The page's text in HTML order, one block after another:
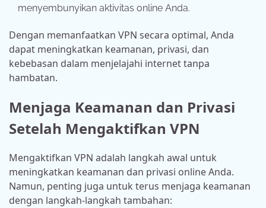
menyembunyikan aktivitas online Anda.
Dengan memanfaatkan VPN secara optimal, Anda
dapat meningkatkan keamanan, privasi, dan
kebebasan dalam menjelajahi internet tanpa
hambatan.
Menjaga Keamanan dan Privasi
Setelah Mengaktifkan VPN
Mengaktifkan VPN adalah langkah awal untuk
meningkatkan keamanan dan privasi online Anda.
Namun, penting juga untuk terus menjaga keamanan
dengan langkah-langkah tambahan: